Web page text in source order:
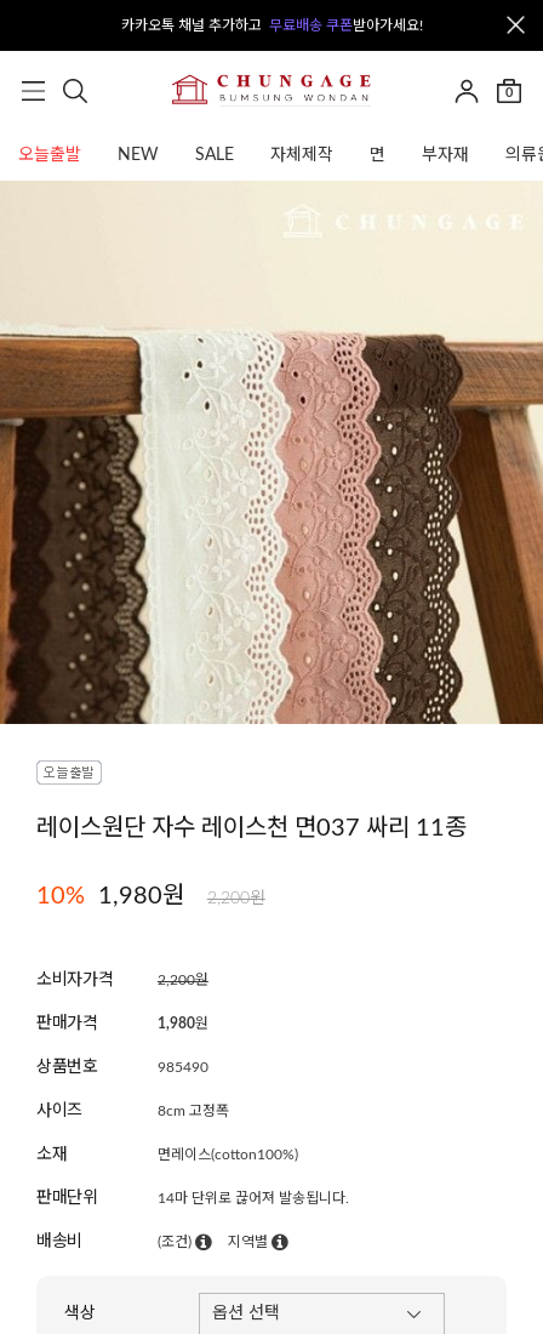
카카오톡 채널 추가하고 무료배송 쿠폰받아가세요!
0
오늘출발 NEW SALE 자체제작 면 부자재 의류
레이스원단 자수 레이스천 면037 싸리 11종
10% 1,980원 2,200원
소비자가격 2,200원
판매가격 1,980원
상품번호 985490
사이즈 8cm 고정폭
소재 면레이스(cotton100%)
판매단위 14마 단위로 끊어져 발송됩니다.
배송비 (조건) 지역별
색상